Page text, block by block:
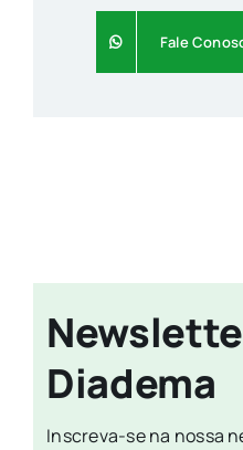
Fale
Diadema
Inscreva-se na nossa